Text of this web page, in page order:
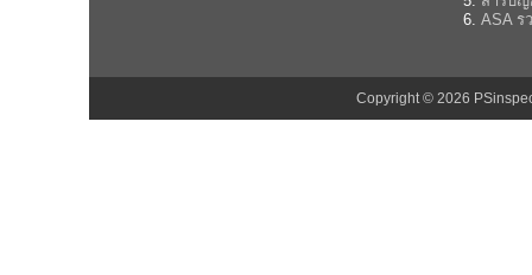
ASA
Copyright © 2026